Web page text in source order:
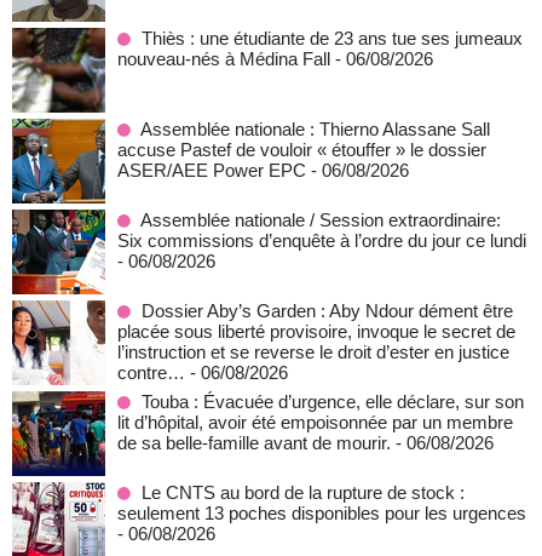
Thiès : une étudiante de 23 ans tue ses jumeaux
nouveau-nés à Médina Fall - 06/08/2026
Assemblée nationale : Thierno Alassane Sall
accuse Pastef de vouloir « étouffer » le dossier
ASER/AEE Power EPC - 06/08/2026
Assemblée nationale / Session extraordinaire:
Six commissions d’enquête à l’ordre du jour ce lundi
- 06/08/2026
Dossier Aby’s Garden : Aby Ndour dément être
placée sous liberté provisoire, invoque le secret de
l’instruction et se reverse le droit d’ester en justice
contre… - 06/08/2026
Touba : Évacuée d’urgence, elle déclare, sur son
lit d’hôpital, avoir été empoisonnée par un membre
de sa belle-famille avant de mourir. - 06/08/2026
Le CNTS au bord de la rupture de stock :
seulement 13 poches disponibles pour les urgences
- 06/08/2026